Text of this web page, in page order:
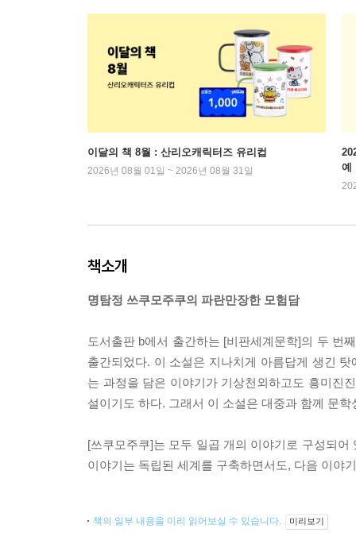
이달의 책 8월 : 산리오캐릭터즈 유리컵
2026년 08월 01일 ~ 2026년 08월 31일
예
책소개
명탐정 쓰쿠모주쿠의 파란만장한 모험담
도서출판 b에서 출간하는 [비판세계문학]의 두 번
출간되었다. 이 소설은 지나치게 아름답게 생긴
는 과정을 담은 이야기가 기상천외하고도 흥미진
설이기도 하다. 그래서 이 소설은 대중과 함께 문
[쓰쿠모주쿠]는 모두 일곱 개의 이야기로 구성되
이야기는 독립된 세계를 구축하면서도, 다음 이야
책의 일부 내용을 미리 읽어보실 수 있습니다. 미리보기